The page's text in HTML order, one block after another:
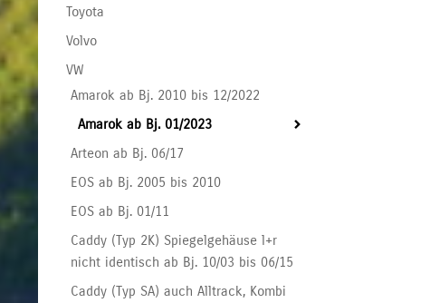
Toyota
Volvo
VW
Amarok ab Bj. 2010 bis 12/2022
Amarok ab Bj. 01/2023
Arteon ab Bj. 06/17
EOS ab Bj. 2005 bis 2010
EOS ab Bj. 01/11
Caddy (Typ 2K) Spiegelgehäuse l+r
nicht identisch ab Bj. 10/03 bis 06/15
Caddy (Typ SA) auch Alltrack, Kombi